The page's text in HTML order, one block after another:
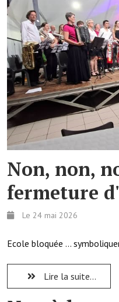
L'équipe municipale
Le personnel municipal
Les moyens financiers
Note de synthèse
Rapport d'orientation
Actions et projets
Projets et travaux en cours
Procès verbaux des
Communication
Le bulletin municipal :
Toutes les publications
Le village dans
Communauté de communes
Non, non,
fermeture
Le 24 mai 2026
Ecole bloquée ...
Lire la suite...